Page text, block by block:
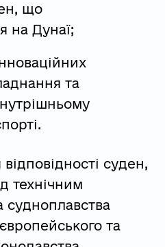
що
на Дунаї;
та
суден,
технічним
судноплавства
та